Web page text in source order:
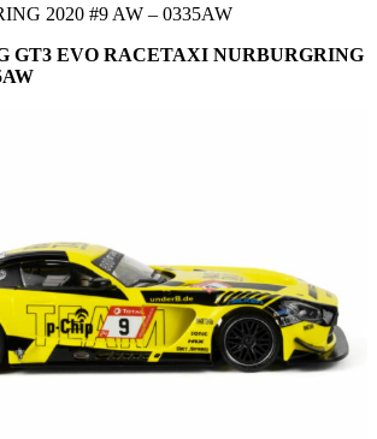
2020 #9 AW – 0335AW
GT3 EVO RACETAXI NURBURGRING